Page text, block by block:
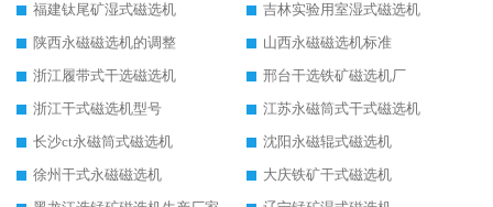
福建钛尾矿湿式磁选机
吉林实验用室湿式磁选机
陕西永磁磁选机的调整
山西永磁磁选机标准
浙江履带式干选磁选机
邢台干选铁矿磁选机厂
浙江干式磁选机型号
江苏永磁筒式干式磁选机
长沙ct永磁筒式磁选机
沈阳永磁辊式磁选机
徐州干式永磁磁选机
大庆铁矿干式磁选机